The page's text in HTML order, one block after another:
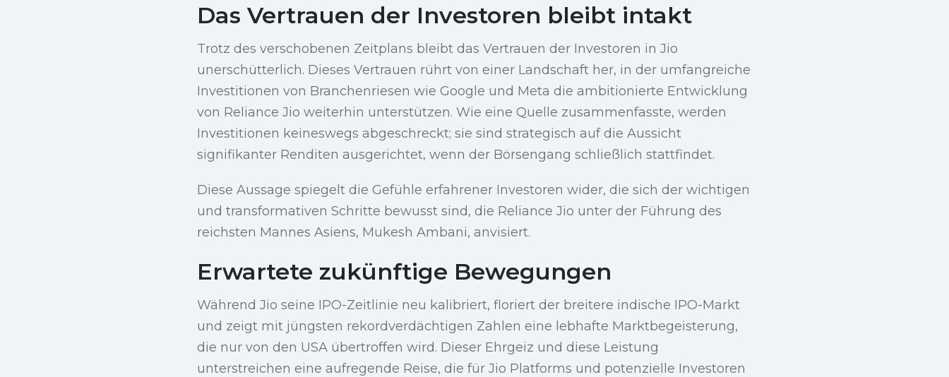
Das Vertrauen der Investoren bleibt intakt
Trotz des verschobenen Zeitplans bleibt das Vertrauen der Investoren in Jio
unerschütterlich. Dieses Vertrauen rührt von einer Landschaft her, in der umfangreiche
Investitionen von Branchenriesen wie Google und Meta die ambitionierte Entwicklung
von Reliance Jio weiterhin unterstützen. Wie eine Quelle zusammenfasste, werden
Investitionen keineswegs abgeschreckt; sie sind strategisch auf die Aussicht
signifikanter Renditen ausgerichtet, wenn der Börsengang schließlich stattfindet.
Diese Aussage spiegelt die Gefühle erfahrener Investoren wider, die sich der wichtigen
und transformativen Schritte bewusst sind, die Reliance Jio unter der Führung des
reichsten Mannes Asiens, Mukesh Ambani, anvisiert.
Erwartete zukünftige Bewegungen
Während Jio seine IPO-Zeitlinie neu kalibriert, floriert der breitere indische IPO-Markt
und zeigt mit jüngsten rekordverdächtigen Zahlen eine lebhafte Marktbegeisterung,
die nur von den USA übertroffen wird. Dieser Ehrgeiz und diese Leistung
unterstreichen eine aufregende Reise, die für Jio Platforms und potenzielle Investoren